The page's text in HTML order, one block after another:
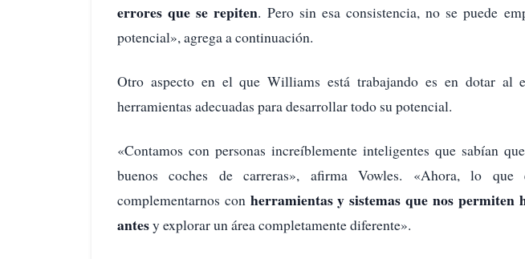
errores que se repiten. Pero sin esa consistencia, no se puede
potencial», agrega a continuación.
Otro aspecto en el que Williams está trabajando es en dotar al
herramientas adecuadas para desarrollar todo su potencial.
«Contamos con personas increíblemente inteligentes que sabían
buenos coches de carreras», afirma Vowles. «Ahora, lo que
complementarnos con herramientas y sistemas que nos permiten
antesy explorar un área completamente diferente».